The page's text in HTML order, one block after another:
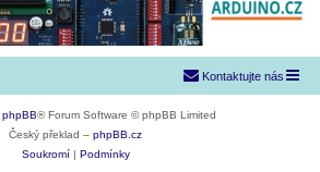
Kontaktujte nás
phpBB® Forum Software © phpBB Limited
Český překlad – phpBB.cz
Soukromí
Podmínky